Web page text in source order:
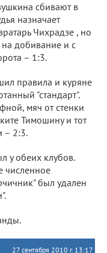
сбивают в
назначает
Чихрадзе , но
добивание и с
– 1:3.
правила и куряне
"стандарт".
мяч от стенки
Тимошину и тот
– 2:3.
у обеих клубов.
численное
был удален
27 сентября 2010 г. 13:17